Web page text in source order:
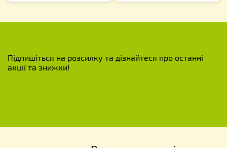
Підпишіться на розсилку та дізнайтеся про останні
акції та знижки!